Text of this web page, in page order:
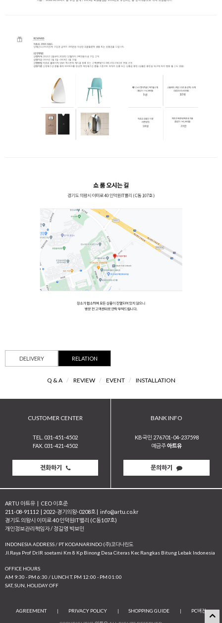
DELIVERY RELATION
Q & A / REVIEW / EVENT / INSTALLATION
CUSTOMER CENTER
TEL. 031-451-4502
FAX. 031-421-4502
전화하기
BANK INFO
KB국민 276701-04-237598
예금주아트유
문의하기
ARTU 아트유
CEO 이호준
211-08-91112
2022-경기의왕-0208호
info@artu.co.kr
경기도 의왕시 이미로 40 인덕원IT밸리 (C동107호)
개인정보관리책임자 / 정길영 박보민
INDONESIA ADDRESS / PT KODANARINDO (주)코다나린도
JI.Raya Prof Dr.IR soetami Km 8 Kp Binong Desa Citeras Kec Rangkas Bitung Lebak Indonesia
OFFICE HOURS
AM 9:30 - PM 6:30 / LUNCH T. PM 12:00 - PM 01:00
SAT, SUN, HOLIDAY OFF
AGREEMENT | PRIVACY POLICY | SHOPPING GUIDE | PC버전